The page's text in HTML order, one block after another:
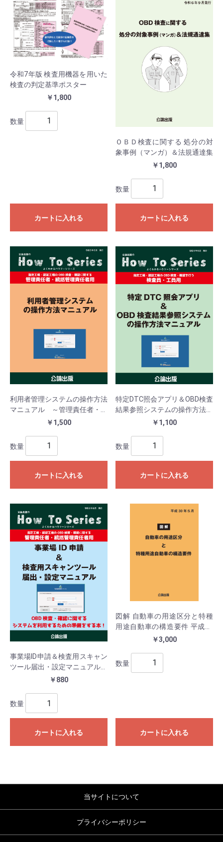
令和7年版 検査用機器を用いた
検査の判定基準ポスター
￥1,800
数量
カートに入れる
ＯＢＤ検査に関する 処分の対
象事例（マンガ）＆法規通達集
￥1,800
数量
カートに入れる
利用者管理システムの操作方法
マニュアル ～管理責任者・統
括管理責任者用～
￥1,500
数量
カートに入れる
特定DTC照会アプリ＆OBD検査
結果参照システムの操作方法マ
ニュアル～検査員・工員用～
￥1,100
数量
カートに入れる
事業場ID申請＆検査用スキャン
ツール届出・設定マニュアル～
管理責任者・統括管理責任者用
￥880
数量
カートに入れる
図解 自動車の用途区分と特種
用途自動車の構造要件 平成30
￥3,000
数量
カートに入れる
当サイトについて
プライバシーポリシー